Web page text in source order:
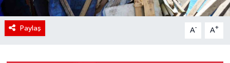
Paylaş A- A+